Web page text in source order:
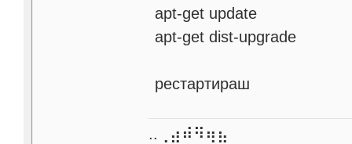
apt-get update
apt-get dist-upgrade
рестартираш
..⢀⣴⠾⠻⢶⣦⠀